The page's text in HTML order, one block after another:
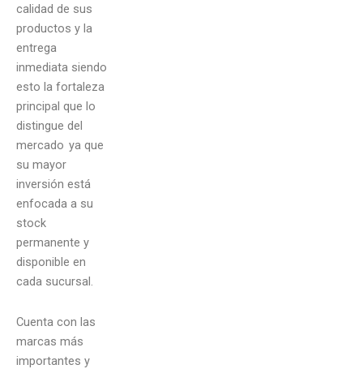
calidad de sus
productos y la
entrega
inmediata siendo
esto la fortaleza
principal que lo
distingue del
mercado ya que
su mayor
inversión está
enfocada a su
stock
permanente y
disponible en
cada sucursal.
Cuenta con las
marcas más
importantes y